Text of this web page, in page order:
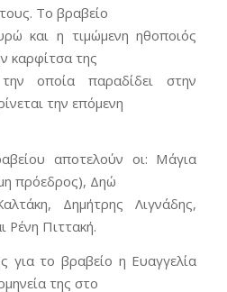
Το βραβείο
και η τιμώμενη ηθοποιός
καρφίτσα της
οποία παραδίδει στην
την επόμενη
αποτελούν οι: Μάγια
πρόεδρος), Δηώ
Δημήτρης Λιγνάδης,
Ρένη Πιττακή.
για το βραβείο η Ευαγγελία
της στο